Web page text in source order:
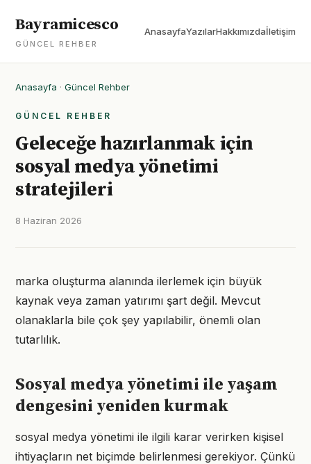
Bayramicesco
GÜNCEL REHBER
AnasayfaYazılarHakkımızdaİletişim
Anasayfa · Güncel Rehber
GÜNCEL REHBER
Geleceğe hazırlanmak için
sosyal medya yönetimi
stratejileri
8 Haziran 2026
marka oluşturma alanında ilerlemek için büyük
kaynak veya zaman yatırımı şart değil. Mevcut
olanaklarla bile çok şey yapılabilir, önemli olan
tutarlılık.
Sosyal medya yönetimi ile yaşam
dengesini yeniden kurmak
sosyal medya yönetimi ile ilgili karar verirken kişisel
ihtiyaçların net biçimde belirlenmesi gerekiyor. Çünkü